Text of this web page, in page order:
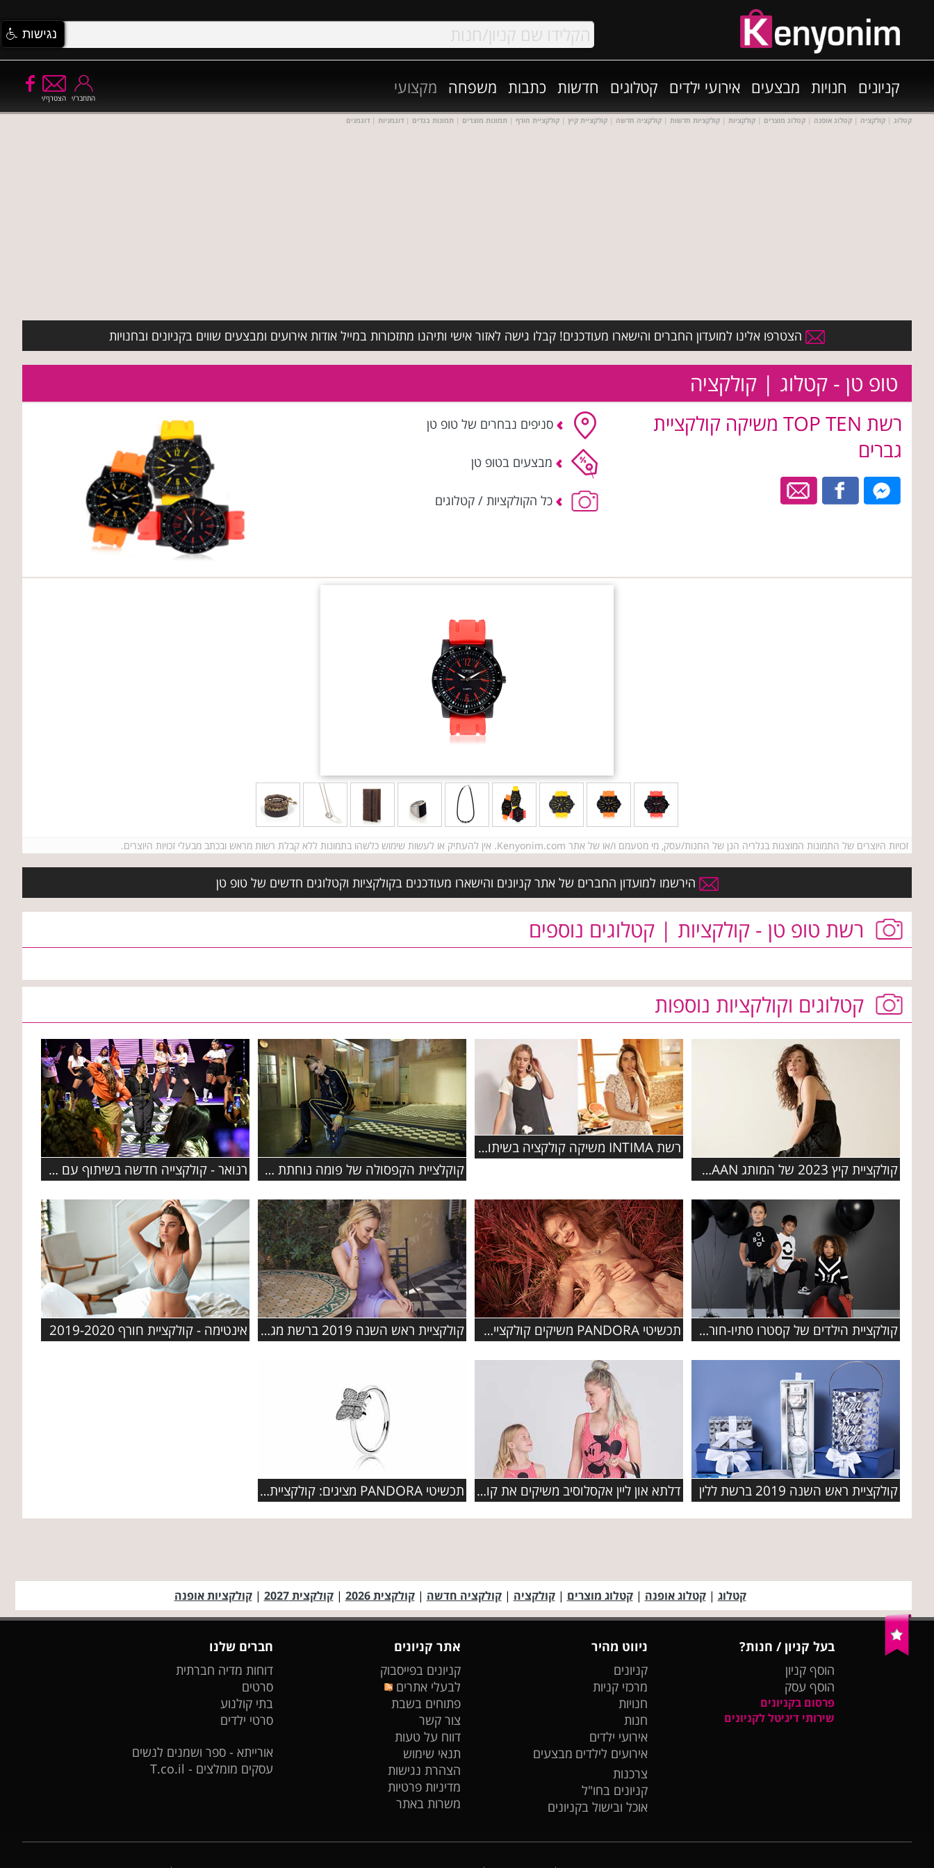
קניונים חנויות מבצעים אירועי ילדים קטלוגים חדשות כתבות משפחה מקצועי
הצטרף/י התחבר/י
קטלוג | קולקציה | קטלוג אופנה | קטלוג מוצרים | קולקציות | קולקציות חדשות | קולקציה חדשה | קולקציית קיץ | קולקציית חורף | תמונות מוצרים | תמונות בגדים | דוגמניות | דוגמנים
הצטרפו אלינו למועדון החברים והישארו מעודכנים! קבלו גישה לאזור אישי ותיהנו מתזכורות במייל אודות אירועים ומבצעים שווים בקניונים ובחנויות
טופ טן - קטלוג | קולקציה
רשת TOP TEN משיקה קולקציית
גברים
סניפים נבחרים של טופ טן
מבצעים בטופ טן
כל הקולקציות / קטלוגים
זכויות היוצרים של התמונות המוצגות בגלריה הנן של החנות/עסק, מי מטעמם ו/או של אתר Kenyonim.com. אין להעתיק או לעשות שימוש כלשהו בתמונות ללא קבלת רשות מראש ובכתב מבעלי זכויות היוצרים.
הירשמו למועדון החברים של אתר קניונים והישארו מעודכנים בקולקציות וקטלוגים חדשים של טופ טן
רשת טופ טן - קולקציות | קטלוגים נוספים
קטלוגים וקולקציות נוספות
קולקציית קיץ 2023 של המותג COLE HAAN
רשת INTIMA משיקה קולקציה בשיתוף פעולה עם המותג האהוב סנופי
קוקלציית הקפסולה של פומה נוחתת ב- FACTORY 54
רנואר - קולקצייה חדשה בשיתוף עם הכוכבת נועה קירל
קולקציית הילדים של קסטרו סתיו-חורף 2019-2020 תכשיטי PANDORA משיקים קולקציית סתיו 2019 קולקציית ראש השנה 2019 ברשת מגנוליה אינטימה - קולקציית חורף 2019-2020
קולקציית ראש השנה 2019 ברשת ללין דלתא און ליין אקסלוסיב משיקים את קולקציית ה'פמלי' החדשה בגדי תכשיטי PANDORA מציגים: קולקציית תכשיטי פרפרים מעוצבת
קטלוג |קטלוג אופנה |קטלוג מוצרים |קולקציה |קולקציה חדשה |קולקצית 2026 |קולקצית 2027 |קולקציות אופנה
בעל קניון / חנות?
הוסף קניון
הוסף עסק
פרסום בקניונים
שירותי דיגיטל לקניונים
ניווט מהיר
קניונים
מרכזי קניות
חנויות
חנות
אירועי ילדים
אירועים לילדים מבצעים
צרכנות
קניונים בחו"ל
אוכל ובישול בקניונים
אתר קניונים
קניונים בפייסבוק
לבעלי אתרים
פתוחים בשבת
צור קשר
דווח על טעות
תנאי שימוש
הצהרת נגישות
מדיניות פרטיות
משרות באתר
חברים שלנו
דוחות מדיה חברתית
סרטים
בתי קולנוע
סרטי ילדים
אורייתא - ספר ושמנים לנשים
עסקים מומלצים - T.co.il
נגישות